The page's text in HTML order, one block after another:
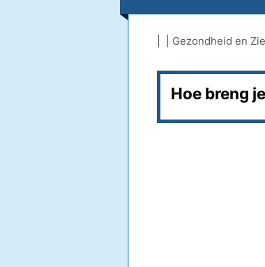
Gezondheid en
Hoe breng